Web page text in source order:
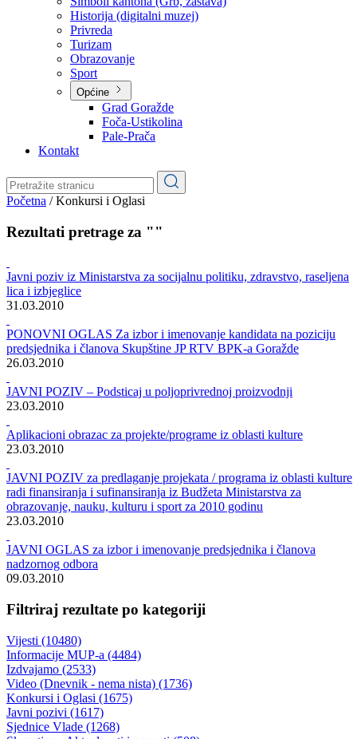
O kantonu
O kantonu
Simboli kantona (Grb, zastava)
Historija (digitalni muzej)
Privreda
Turizam
Obrazovanje
Općine
Pale-Prača
Kontakt
Konkursi i Oglasi
Rezultati pretrage za ""